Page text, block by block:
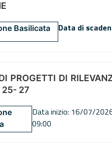
Basilicata Data di
PROGETTI DI
25- 27
Data inizio: 16/07/
09:00